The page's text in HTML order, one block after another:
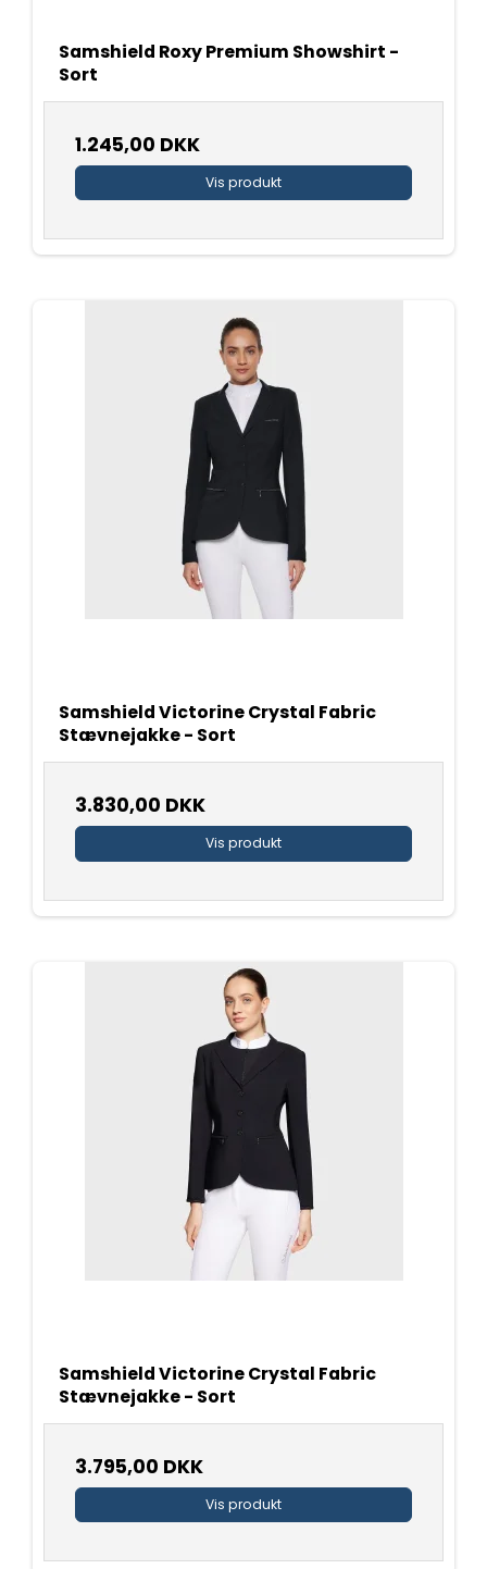
Samshield Roxy Premium Showshirt -
Sort
1.245,00 DKK
Vis produkt
Samshield Victorine Crystal Fabric
Stævnejakke - Sort
3.830,00 DKK
Vis produkt
Samshield Victorine Crystal Fabric
Stævnejakke - Sort
3.795,00 DKK
Vis produkt